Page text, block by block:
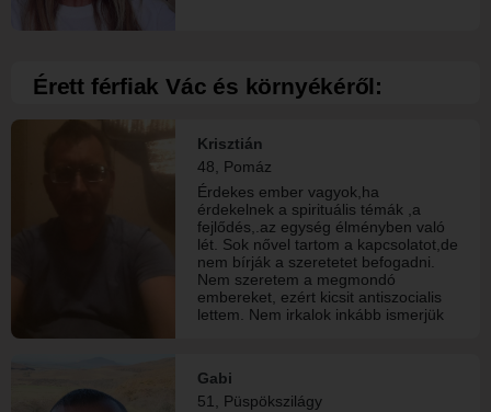
Érett férfiak Vác és környékéről:
Krisztián
48, Pomáz
Érdekes ember vagyok,ha
érdekelnek a spirituális témák ,a
fejlődés,.az egység élményben való
lét. Sok nővel tartom a kapcsolatot,de
nem bírják a szeretetet befogadni.
Nem szeretem a megmondó
embereket, ezért kicsit antiszocialis
lettem. Nem irkalok inkább ismerjük
Gabi
51, Püspökszilágy